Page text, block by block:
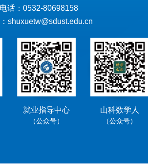
电话：0532-80698158
shuxuetw@sdust.edu.cn
就业指导中心
（公众号）
山科数学人
（公众号）